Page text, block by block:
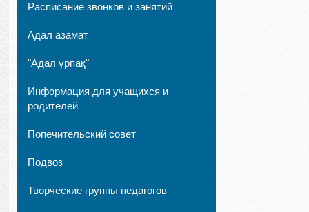
Расписание звонков и занятий
Адал азамат
"Адал ұрпақ"
Информация для учащихся и
родителей
Попечительский совет
Подвоз
Творческие группы педагогов